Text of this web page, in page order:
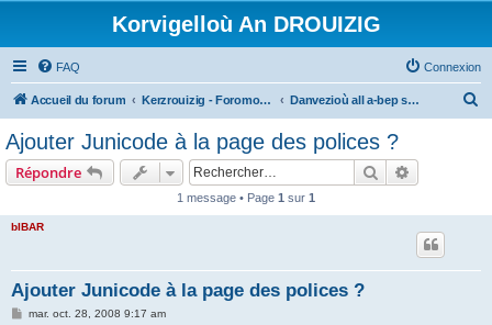
Korvigelloù An DROUIZIG
FAQ Connexion
Accueil du forum Kerzrouizig - Foromoù An Drouizig Danvezioù all a-bep seurt
Ajouter Junicode à la page des polices ?
Répondre Rechercher
1 message • Page 1 sur 1
bIBAR
Ajouter Junicode à la page des polices ?
Mmar. oct. 28, 2008 9:17 am